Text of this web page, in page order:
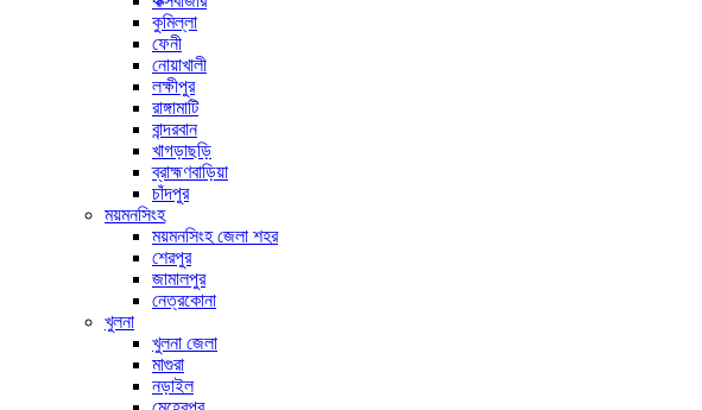
কুমিল্লা
ফেনী
নোয়াখালী
লক্ষীপুর
রাঙ্গামাটি
বান্দরবান
খাগড়াছড়ি
ব্রাহ্মণবাড়িয়া
চাঁদপুর
ময়মনসিংহ
ময়মনসিংহ জেলা শহর
শেরপুর
জামালপুর
নেত্রকোনা
খুলনা
খুলনা জেলা
মাগুরা
নড়াইল